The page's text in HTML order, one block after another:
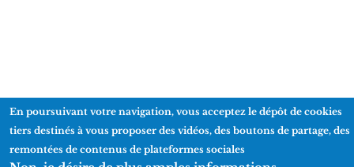
En poursuivant votre navigation, vous acceptez le dépôt de cookies
tiers destinés à vous proposer des vidéos, des boutons de partage, des
remontées de contenus de plateformes sociales